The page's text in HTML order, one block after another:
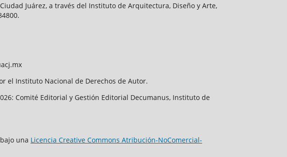
Juárez, a través del Instituto de Arquitectura, Diseño y Arte,
el Instituto Nacional de Derechos de Autor.
Comité Editorial y Gestión Editorial Decumanus, Instituto de
una Licencia Creative Commons Atribución-NoComercial-